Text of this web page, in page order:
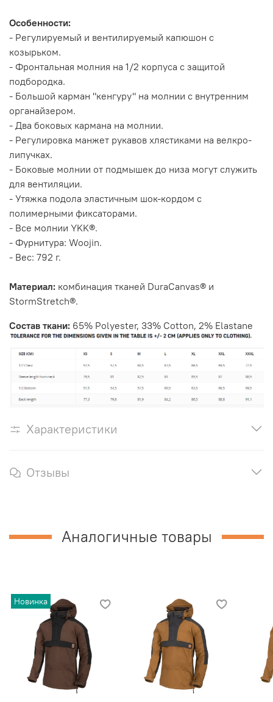
Особенности:
- Регулируемый и вентилируемый капюшон с
козырьком.
- Фронтальная молния на 1/2 корпуса с защитой
подбородка.
- Большой карман "кенгуру" на молнии с внутренним
органайзером.
- Два боковых кармана на молнии.
- Регулировка манжет рукавов хлястиками на велкро-
липучках.
- Боковые молнии от подмышек до низа могут служить
для вентиляции.
- Утяжка подола эластичным шок-кордом с
полимерными фиксаторами.
- Все молнии YKK®.
- Фурнитура: Woojin.
- Вес: 792 г.
Материал: комбинация тканей DuraCanvas® и
StormStretch®.
Состав ткани: 65% Polyester, 33% Cotton, 2% Elastane
Характеристики
Отзывы
Аналогичные товары
Новинка